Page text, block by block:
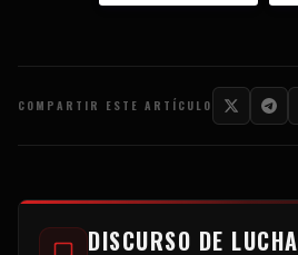
COMPARTIR ESTE ARTÍCULO
DISCURSO DE LUCHA